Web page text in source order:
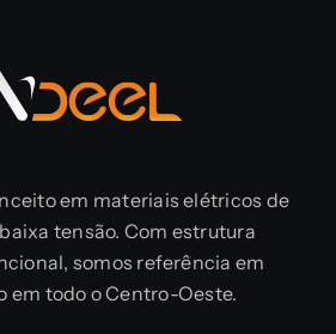
em materiais elétricos de
tensão. Com estrutura
somos referência em
em todo o Centro-Oeste.